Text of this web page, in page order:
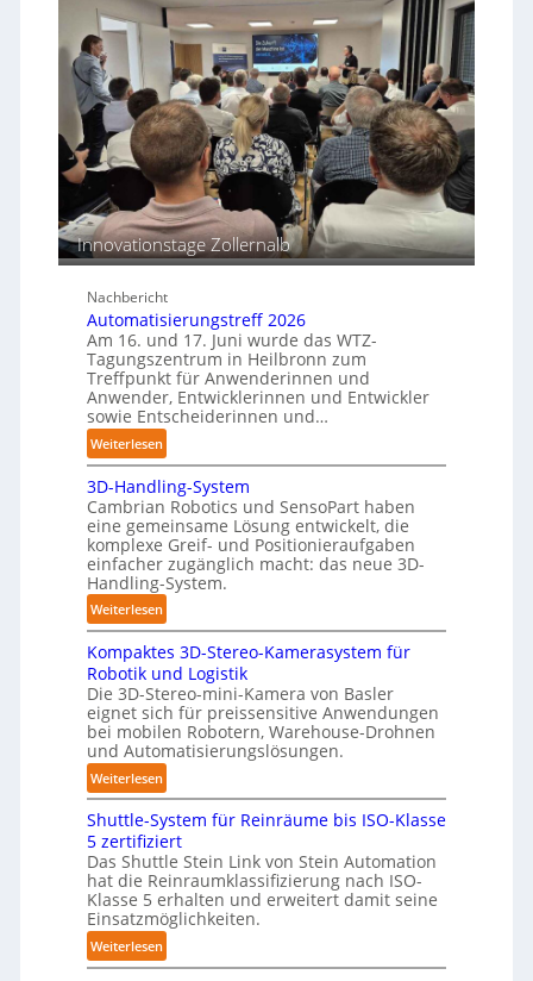
e
T
e
a
c
h
e
n
s
m
c
h
i
n
n
p
e
C
o
b
o
t
r
r
o
s
o
n
e
s
t
ä
n
d
i
g
e
P
o
l
y
m
e
r
l
a
g
e
r
f
ü
r
T
a
u
c
h
r
o
b
o
t
Innovationstage Zollernalb
Nachbericht
Automatisierungstreff 2026
Am 16. und 17. Juni wurde das WTZ-
Tagungszentrum in Heilbronn zum
Treffpunkt für Anwenderinnen und
Anwender, Entwicklerinnen und Entwickler
sowie Entscheiderinnen und…
Weiterlesen:
A
u
t
o
m
a
t
i
s
i
e
r
u
n
g
s
t
r
e
f
f
0
3D-Handling-System
Cambrian Robotics und SensoPart haben
eine gemeinsame Lösung entwickelt, die
komplexe Greif- und Positionieraufgaben
einfacher zugänglich macht: das neue 3D-
Handling-System.
Weiterlesen:
3
D
-
H
a
n
d
l
n
g
-
S
y
s
t
Kompaktes 3D-Stereo-Kamerasystem für
Robotik und Logistik
Die 3D-Stereo-mini-Kamera von Basler
eignet sich für preissensitive Anwendungen
bei mobilen Robotern, Warehouse-Drohnen
und Automatisierungslösungen.
Weiterlesen:
K
o
m
p
a
k
t
e
Shuttle-System für Reinräume bis ISO-Klasse
5 zertifiziert
Das Shuttle Stein Link von Stein Automation
hat die Reinraumklassifizierung nach ISO-
Klasse 5 erhalten und erweitert damit seine
Einsatzmöglichkeiten.
Weiterlesen:
S